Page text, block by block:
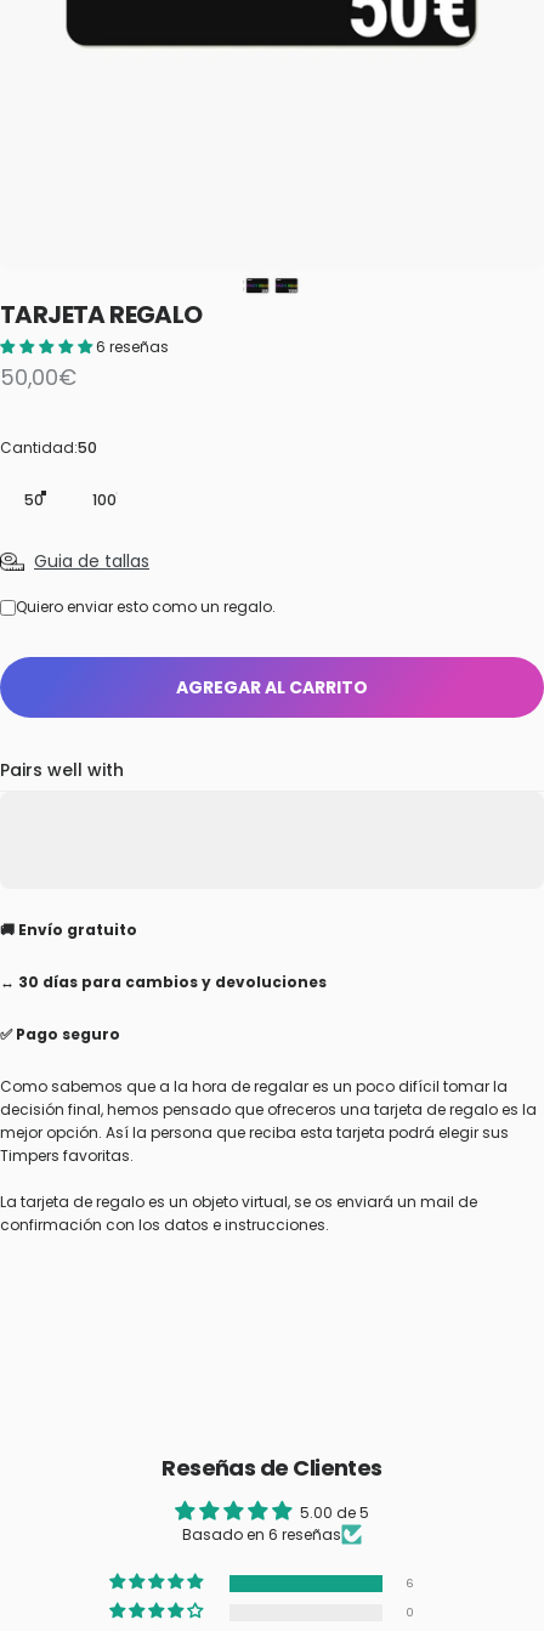
TARJETAREGALO
6 reseñas
50,00€
Cantidad
Cantidad:50
50 100
Guia de tallas
Quiero enviar esto como un regalo.
Formulario del destinatario de tarjeta de regalo contraído
AGREGAR AL CARRITO
Pairs well with
🚚 Envío gratuito
↔️ 30 días para cambios y devoluciones
✅ Pago seguro
Como sabemos que a la hora de regalar es un poco difícil tomar la
decisión final, hemos pensado que ofreceros una tarjeta de regalo es la
mejor opción. Así la persona que reciba esta tarjeta podrá elegir sus
Timpers favoritas.
La tarjeta de regalo es un objeto virtual, se os enviará un mail de
confirmación con los datos e instrucciones.
Reseñas de Clientes
5.00 de 5
Basado en 6 reseñas
6
0